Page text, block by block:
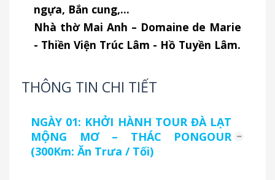
ngựa, Bắn cung,…
Nhà thờ Mai Anh – Domaine de Marie
- Thiền Viện Trúc Lâm - Hồ Tuyền Lâm.
THÔNG TIN CHI TIẾT
NGÀY 01: KHỞI HÀNH TOUR ĐÀ LẠT
MỘNG MƠ – THÁC PONGOUR
(300Km: Ăn Trưa / Tối)